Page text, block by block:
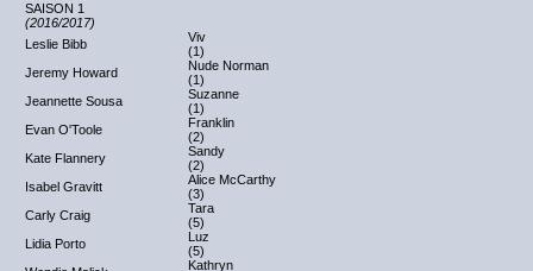
SAISON 1
(2016/2017)
Leslie Bibb
Viv
(1)
Jeremy Howard
Nude Norman
(1)
Jeannette Sousa
Suzanne
(1)
Evan O'Toole
Franklin
(2)
Kate Flannery
Sandy
(2)
Isabel Gravitt
Alice McCarthy
(3)
Carly Craig
Tara
(5)
Lidia Porto
Luz
(5)
Kathryn